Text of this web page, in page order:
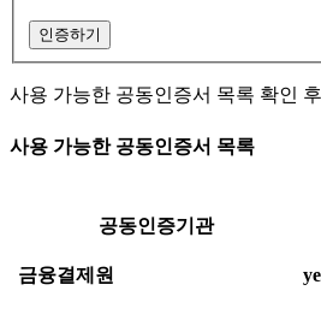
인증하기
사용 가능한 공동인증서 목록 확인
사용 가능한 공동인증서 목록
공동인증기관
금융결제원